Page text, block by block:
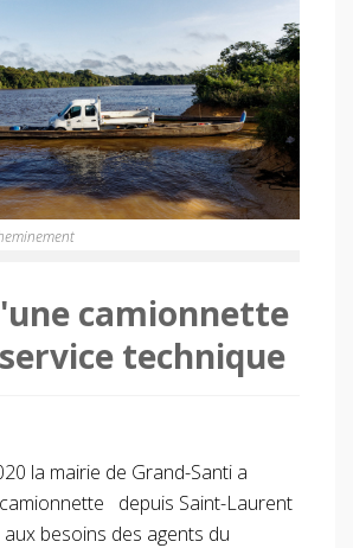
camionnette
technique
la mairie de Grand-Santi a
depuis Saint-Laurent
besoins des agents du